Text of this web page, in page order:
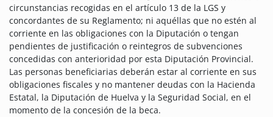
circunstancias recogidas en el artículo 13 de la LGS y
concordantes de su Reglamento; ni aquéllas que no estén al
corriente en las obligaciones con la Diputación o tengan
pendientes de justificación o reintegros de subvenciones
concedidas con anterioridad por esta Diputación Provincial.
Las personas beneficiarias deberán estar al corriente en sus
obligaciones fiscales y no mantener deudas con la Hacienda
Estatal, la Diputación de Huelva y la Seguridad Social, en el
momento de la concesión de la beca.